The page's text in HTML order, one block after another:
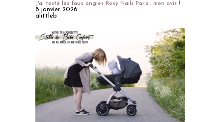
J'ai testé les faux ongles Roxy Nails Paris : mon avis !
8 janvier 2026
alittleb